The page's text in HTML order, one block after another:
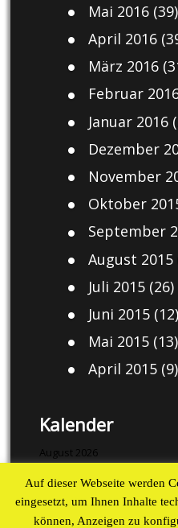
Mai 2016(39)
April 2016
März 2016
Februar
Januar 2016
Dezember
November
Oktober
September
August 2015
Juli 2015(26)
Juni 2015(12)
Mai 2015(13)
April 2015(9)
Kalender
August 2026
M D M D
Auf dieser Webseite werden
eingesetzt, um Ihnen Inhalte
können, Anzeigen zu